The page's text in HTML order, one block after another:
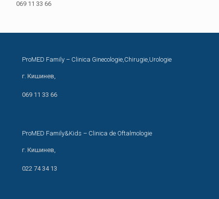
069 11 33 66
ProMED Family – Clinica Ginecologie,Chirugie,Urologie
г. Кишинев,
069 11 33 66
ProMED Family&Kids – Clinica de Oftalmologie
г. Кишинев,
022 74 34 13